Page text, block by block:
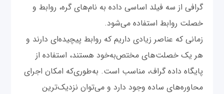
گرافی از سه فیلد اساسی داده به نام‌های گره، روابط و
خصلت روابط استفاده می‌‌شود.
زمانی که عناصر زیادی داریم که روابط پیچیده‌ای دارند و
هر یک خصلت‌های مختص‌به‌خود هستند، استفاده از
پایگاه داده گراف، مناسب است. به‌طوری‌که امکان اجرای
محاوره‌های ساده وجود دارد و می‌توان نزدیک‌ترین